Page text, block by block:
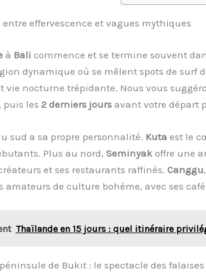
entre effervescence et vagues mythiques
à Bali commence et se termine souvent
dynamique où se mêlent spots de surf
vie nocturne trépidante. Nous vous
les 2 derniers joursavant votre départ
sud a sa propre personnalité. Kuta est le
Plus au nord, Seminyakoffre une
et ses restaurants raffinés. Canggu
amateurs de culture bohème, avec ses
Thaïlande en 15 jours : quel itinéraire
de Bukit : le spectacle des falaises